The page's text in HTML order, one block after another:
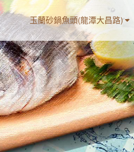
玉蘭砂鍋魚頭(龍潭大昌路)